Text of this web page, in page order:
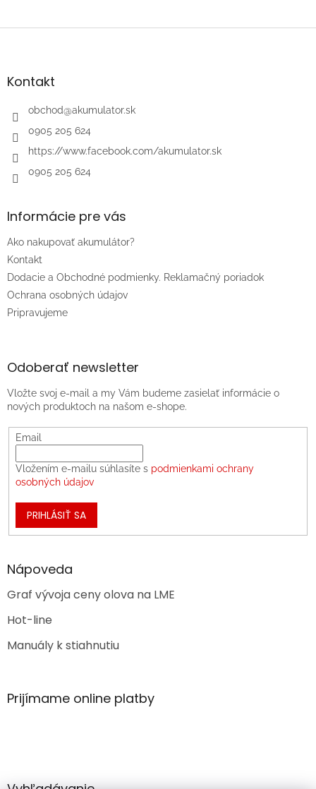
Z
äKontakt
obchod@akumulator.sk
0905 205 624
https://www.facebook.com/akumulator.sk
0905 205 624
Informácie pre vás
Ako nakupovať akumulátor?
Kontakt
Dodacie a Obchodné podmienky. Reklamačný poriadok
Ochrana osobných údajov
Pripravujeme
Odoberať newsletter
Vložte svoj e-mail a my Vám budeme zasielať informácie o
nových produktoch na našom e-shope.
Email
Vložením e-mailu súhlasíte s podmienkami ochrany
osobných údajov
PRIHLÁSIŤ SA
Nápoveda
Graf vývoja ceny olova na LME
Hot-line
Manuály k stiahnutiu
Prijímame online platby